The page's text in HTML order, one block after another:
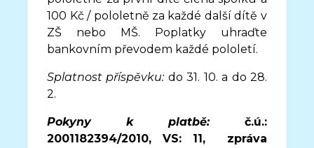
100 Kč / pololetně za každé další dítě v
ZŠ nebo MŠ. Poplatky uhraďte
bankovním převodem každé pololetí.
Splatnost příspěvku:do 31. 10. a do 28.
2.
Pokyny k platbě:č.ú.:
2001182394/2010, VS: 11,
zpráva